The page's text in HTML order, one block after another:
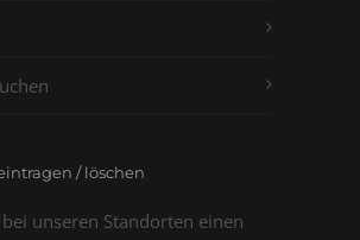
/ löschen
bei unseren Standorten einen